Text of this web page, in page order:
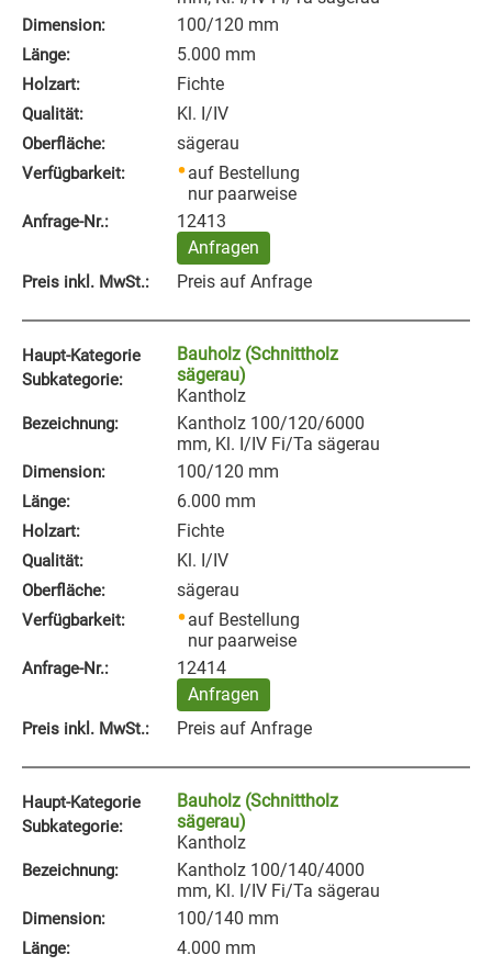
Dimension: 100/120 mm
Länge: 5.000 mm
Holzart: Fichte
Qualität: Kl. I/IV
Oberfläche: sägerau
Verfügbarkeit:
auf Bestellung
nur paarweise
Anfrage‑Nr.:
12413
Anfragen
Preis inkl. MwSt.: Preis auf Anfrage
Haupt-Kategorie
Subkategorie:
Bauholz (Schnittholz
sägerau)
Kantholz
Bezeichnung:
Kantholz 100/120/6000
mm, Kl. I/IV Fi/Ta sägerau
Dimension: 100/120 mm
Länge: 6.000 mm
Holzart: Fichte
Qualität: Kl. I/IV
Oberfläche: sägerau
Verfügbarkeit:
auf Bestellung
nur paarweise
Anfrage‑Nr.:
12414
Anfragen
Preis inkl. MwSt.: Preis auf Anfrage
Haupt-Kategorie
Subkategorie:
Bauholz (Schnittholz
sägerau)
Kantholz
Bezeichnung:
Kantholz 100/140/4000
mm, Kl. I/IV Fi/Ta sägerau
Dimension: 100/140 mm
Länge: 4.000 mm